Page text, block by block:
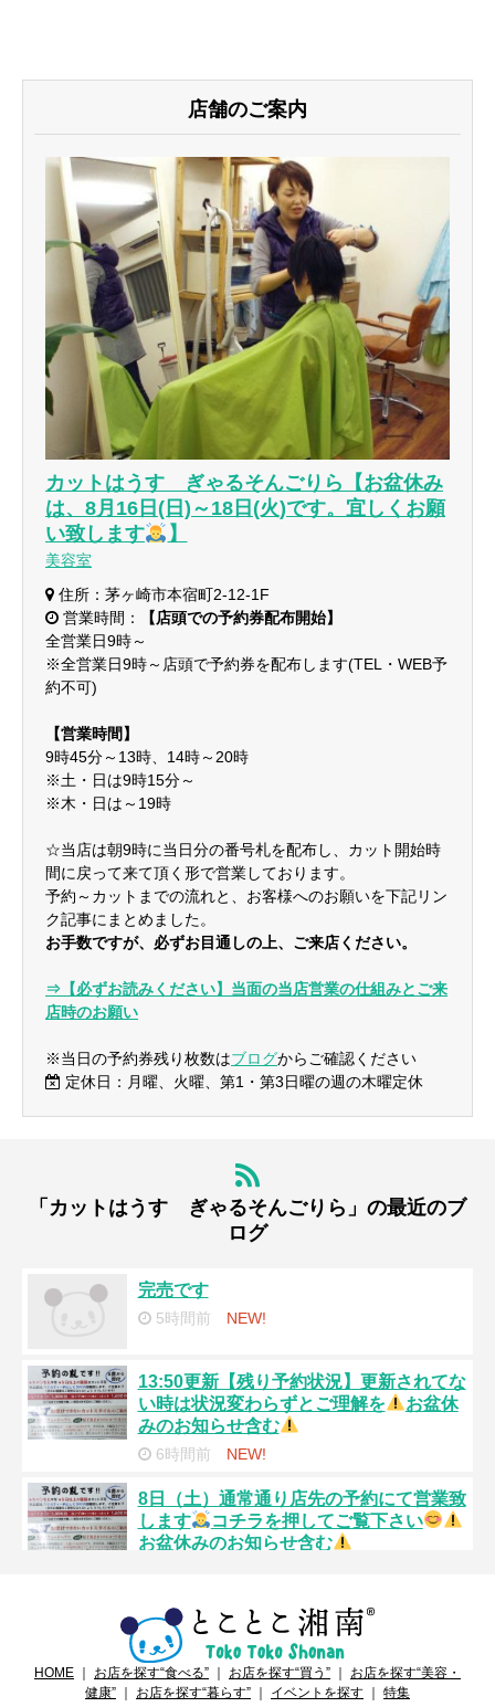
店舗のご案内
カットはうす ぎゃるそんごりら【お盆休み
は、8月16日(日)～18日(火)です。宜しくお願
い致します
】
美容室
住所：茅ヶ崎市本宿町2-12-1F
営業時間：
【店頭での予約券配布開始】
全営業日9時～
※全営業日9時～店頭で予約券を配布します(TEL・WEB予
約不可)
【営業時間】
9時45分～13時、14時～20時
※土・日は9時15分～
※木・日は～19時
☆当店は朝9時に当日分の番号札を配布し、カット開始時
間に戻って来て頂く形で営業しております。
予約～カットまでの流れと、お客様へのお願いを下記リン
ク記事にまとめました。
お手数ですが、必ずお目通しの上、ご来店ください。
⇒【必ずお読みください】当面の当店営業の仕組みとご来
店時のお願い
※当日の予約券残り枚数はブログからご確認ください
定休日：月曜、火曜、第1・第3日曜の週の木曜定休
「カットはうす ぎゃるそんごりら」の最近のブ
ログ
完売です
5時間前 NEW!
13:50更新【残り予約状況】更新されてな
い時は状況変わらずとご理解を
お盆休
みのお知らせ含む
6時間前 NEW!
8日（土）通常通り店先の予約にて営業致
します
コチラを押してご覧下さい
お盆休みのお知らせ含む
完売です
昨日
HOME お店を探す“食べる” お店を探す“買う”
お店を探す“美容・
健康”
お店を探す“暮らす” イベントを探す 特集